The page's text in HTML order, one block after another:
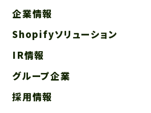
企業情報
Shopifyソリューション
IR情報
グループ企業
採用情報